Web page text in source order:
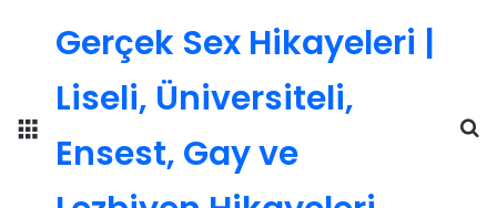
Gerçek Sex Hikayeleri |
Liseli, Üniversiteli,
Ensest, Gay ve